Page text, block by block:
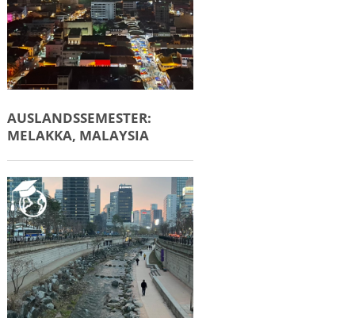
AUSLANDSSEMESTER:
MELAKKA, MALAYSIA